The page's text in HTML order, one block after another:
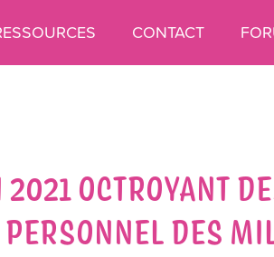
CONTACT
OCTROYANT
DES